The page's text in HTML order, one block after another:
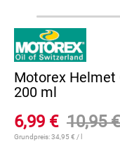
Motorex Helmet
200 ml
6,99 € 10,95
Grundpreis:34,95 € / l